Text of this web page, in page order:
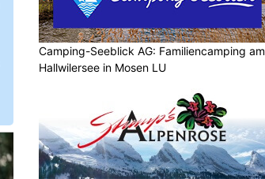
Camping-Seeblick AG: Familiencamping am
Hallwilersee in Mosen LU